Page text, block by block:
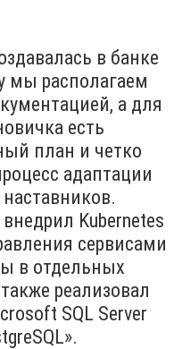
в банке
мы располагаем
а для
есть
план и четко
адаптации
Kubernetes
сервисами
в отдельных
реализовал
SQL Server